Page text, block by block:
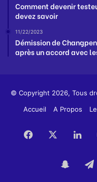
Comment devenir
devez savoir
11/22/2023
Démission de
après un accord avec
© Copyright 2026, Tous
Accueil
A Propos
Facebook